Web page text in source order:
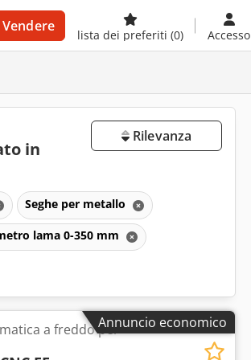
Vendere
lista dei preferiti (0) Accesso
in
Rilevanza
Seghe per metallo
lama 0-350 mm
Annuncio economico
a freddo per